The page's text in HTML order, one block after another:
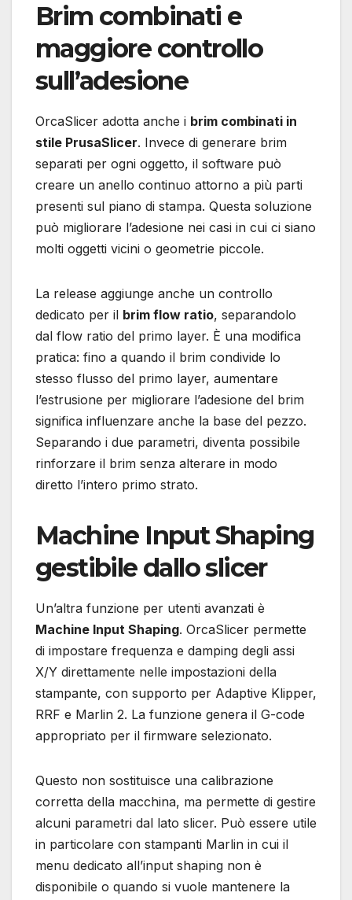
Brim combinati e
maggiore controllo
sull’adesione
OrcaSlicer adotta anche i brim combinati in
stile PrusaSlicer. Invece di generare brim
separati per ogni oggetto, il software può
creare un anello continuo attorno a più parti
presenti sul piano di stampa. Questa soluzione
può migliorare l’adesione nei casi in cui ci siano
molti oggetti vicini o geometrie piccole.
La release aggiunge anche un controllo
dedicato per il brim flow ratio, separandolo
dal flow ratio del primo layer. È una modifica
pratica: fino a quando il brim condivide lo
stesso flusso del primo layer, aumentare
l’estrusione per migliorare l’adesione del brim
significa influenzare anche la base del pezzo.
Separando i due parametri, diventa possibile
rinforzare il brim senza alterare in modo
diretto l’intero primo strato.
Machine Input Shaping
gestibile dallo slicer
Un’altra funzione per utenti avanzati è
Machine Input Shaping. OrcaSlicer permette
di impostare frequenza e damping degli assi
X/Y direttamente nelle impostazioni della
stampante, con supporto per Adaptive Klipper,
RRF e Marlin 2. La funzione genera il G-code
appropriato per il firmware selezionato.
Questo non sostituisce una calibrazione
corretta della macchina, ma permette di gestire
alcuni parametri dal lato slicer. Può essere utile
in particolare con stampanti Marlin in cui il
menu dedicato all’input shaping non è
disponibile o quando si vuole mantenere la